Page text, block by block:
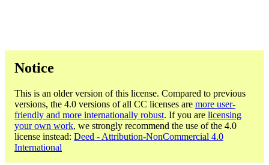
Notice
This is an older version of this license. Compared to previous
versions, the 4.0 versions of all CC licenses are more user-
friendly and more internationally robust. If you are licensing
your own work, we strongly recommend the use of the 4.0
license instead: Deed - Attribution-NonCommercial 4.0
International